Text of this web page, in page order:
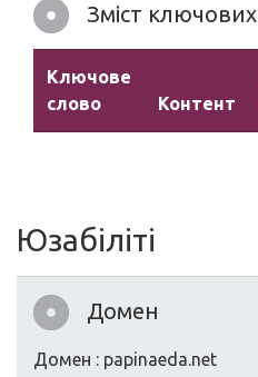
Зміст ключових
Ключове
слово
Контент
Юзабіліті
Домен
Домен : papinaeda.net